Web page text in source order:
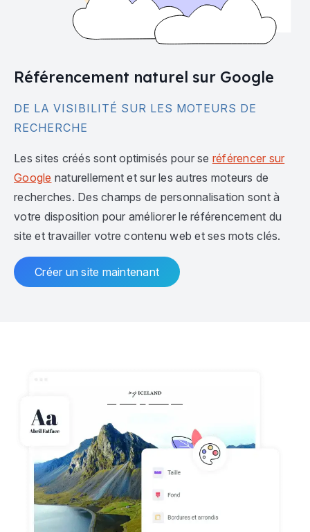
Référencement naturel sur Google
DE LA VISIBILITÉ SUR LES MOTEURS DE
RECHERCHE
Les sites créés sont optimisés pour se référencer sur
Google naturellement et sur les autres moteurs de
recherches. Des champs de personnalisation sont à
votre disposition pour améliorer le référencement du
site et travailler votre contenu web et ses mots clés.
Créer un site maintenant